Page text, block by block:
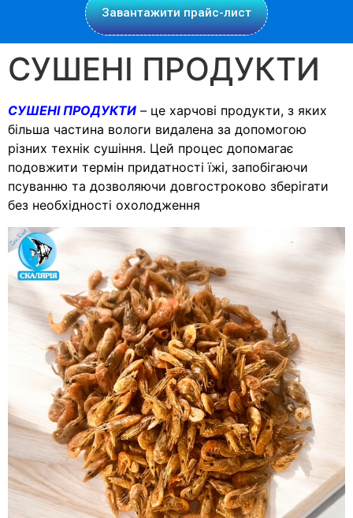
Завантажити прайс-лист
СУШЕНІ ПРОДУКТИ
СУШЕНІ ПРОДУКТИ – це харчові продукти, з яких
більша частина вологи видалена за допомогою
різних технік сушіння. Цей процес допомагає
подовжити термін придатності їжі, запобігаючи
псуванню та дозволяючи довгостроково зберігати
без необхідності охолодження